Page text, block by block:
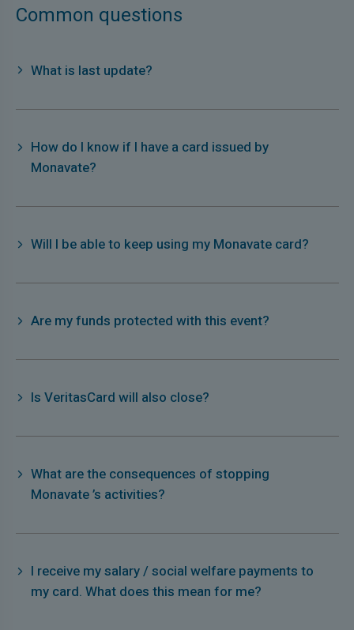
Common questions
What is last update?
How do I know if I have a card issued by
Monavate?
Will I be able to keep using my Monavate card?
Are my funds protected with this event?
Is VeritasCard will also close?
What are the consequences of stopping
Monavate ’s activities?
I receive my salary / social welfare payments to
my card. What does this mean for me?